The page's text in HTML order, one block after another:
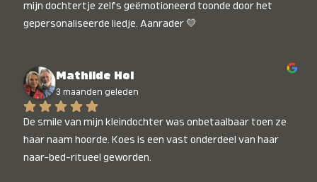
mijn dochtertje zelfs geëmotioneerd toonde door het
gepersonaliseerde liedje. Aanrader 💛
Mathilde Hol
3 maanden geleden
De smile van mijn kleindochter was onbetaalbaar toen ze
haar naam hoorde. Koes is een vast onderdeel van haar
naar-bed-ritueel geworden.